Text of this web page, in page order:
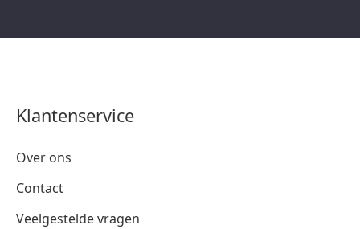
Klantenservice
Over ons
Contact
Veelgestelde vragen